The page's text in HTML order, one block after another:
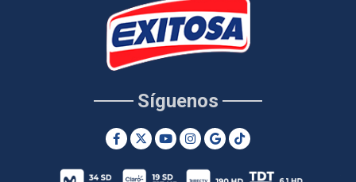
Síguenos